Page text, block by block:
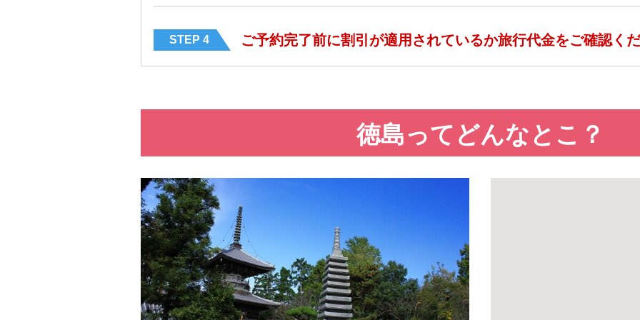
STEP 4 ご予約完了前に割引が適用されているか旅行代金をご確認く
徳島ってどんなとこ？